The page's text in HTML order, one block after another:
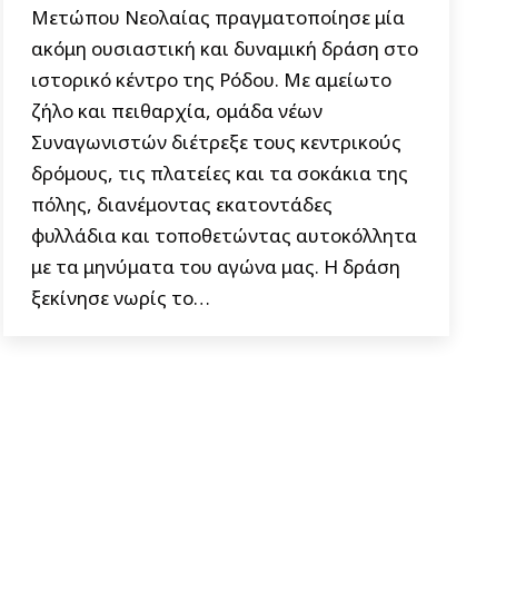
Μετώπου Νεολαίας πραγματοποίησε μία
ακόμη ουσιαστική και δυναμική δράση στο
ιστορικό κέντρο της Ρόδου. Με αμείωτο
ζήλο και πειθαρχία, ομάδα νέων
Συναγωνιστών διέτρεξε τους κεντρικούς
δρόμους, τις πλατείες και τα σοκάκια της
πόλης, διανέμοντας εκατοντάδες
φυλλάδια και τοποθετώντας αυτοκόλλητα
με τα μηνύματα του αγώνα μας. Η δράση
ξεκίνησε νωρίς το…